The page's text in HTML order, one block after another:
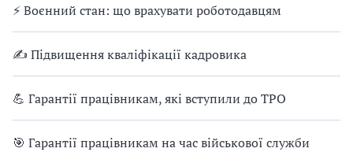
⚡ Воєнний стан: що врахувати роботодавцям
✍ Підвищення кваліфікації кадровика
💪 Гарантії працівникам, які вступили до ТРО
🎯 Гарантії працівникам на час військової служби